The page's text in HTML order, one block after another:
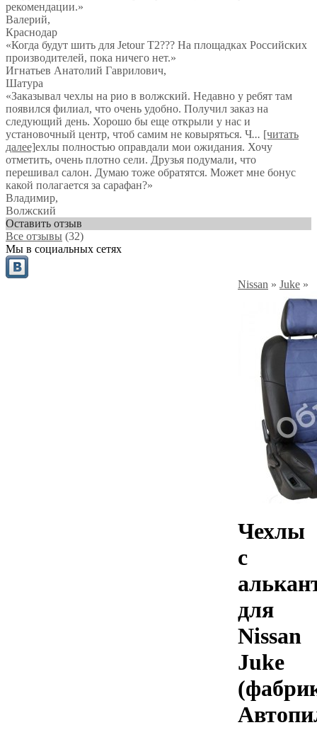
рекомендации.»
Валерий,
Краснодар
«Когда будут шить для Jetour T2??? На площадках Российских
производителей, пока ничего нет.»
Игнатьев Анатолий Гаврилович,
Шатура
«Заказывал чехлы на рио в волжский. Недавно у ребят там
появился филиал, что очень удобно. Получил заказ на
следующий день. Хорошо бы еще открыли у нас и
установочный центр, чтоб самим не ковыряться. Ч... [читать
далее]ехлы полностью оправдали мои ожидания. Хочу
отметить, очень плотно сели. Друзья подумали, что
перешивал салон. Думаю тоже обратятся. Может мне бонус
какой полагается за сарафан?»
Владимир,
Волжский
Оставить отзыв
Все отзывы (32)
Мы в социальных сетях
Nissan » Juke »
Чехлы
с
для
Nissan
Juke